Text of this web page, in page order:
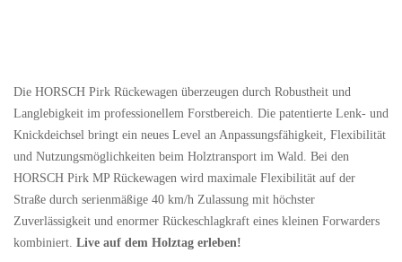
Die HORSCH Pirk Rückewagen überzeugen durch Robustheit und
Langlebigkeit im professionellem Forstbereich. Die patentierte Lenk- und
Knickdeichsel bringt ein neues Level an Anpassungsfähigkeit, Flexibilität
und Nutzungsmöglichkeiten beim Holztransport im Wald. Bei den
HORSCH Pirk MP Rückewagen wird maximale Flexibilität auf der
Straße durch serienmäßige 40 km/h Zulassung mit höchster
Zuverlässigkeit und enormer Rückeschlagkraft eines kleinen Forwarders
kombiniert. Live auf dem Holztag erleben!